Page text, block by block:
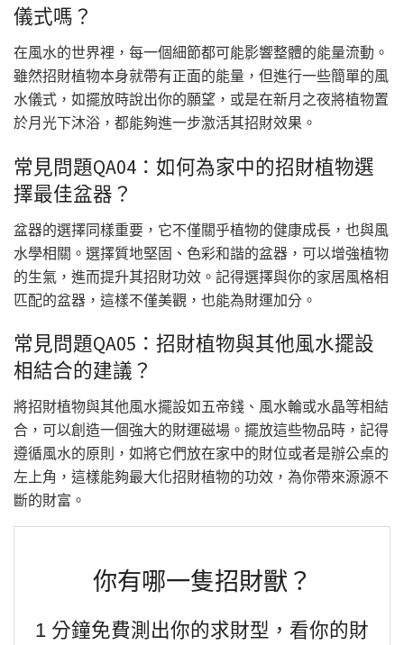
儀式嗎？
在風水的世界裡，每一個細節都可能影響整體的能量流動。
雖然招財植物本身就帶有正面的能量，但進行一些簡單的風
水儀式，如擺放時說出你的願望，或是在新月之夜將植物置
於月光下沐浴，都能夠進一步激活其招財效果。
常見問題QA04：如何為家中的招財植物選
擇最佳盆器？
盆器的選擇同樣重要，它不僅關乎植物的健康成長，也與風
水學相關。選擇質地堅固、色彩和諧的盆器，可以增強植物
的生氣，進而提升其招財功效。記得選擇與你的家居風格相
匹配的盆器，這樣不僅美觀，也能為財運加分。
常見問題QA05：招財植物與其他風水擺設
相結合的建議？
將招財植物與其他風水擺設如五帝錢、風水輪或水晶等相結
合，可以創造一個強大的財運磁場。擺放這些物品時，記得
遵循風水的原則，如將它們放在家中的財位或者是辦公桌的
左上角，這樣能夠最大化招財植物的功效，為你帶來源源不
斷的財富。
你有哪一隻招財獸？
1 分鐘免費測出你的求財型，看你的財